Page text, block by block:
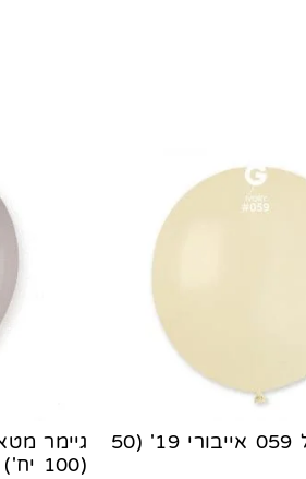
גיימר פסטל 059 אייבורי 19' (50
(100 יח')